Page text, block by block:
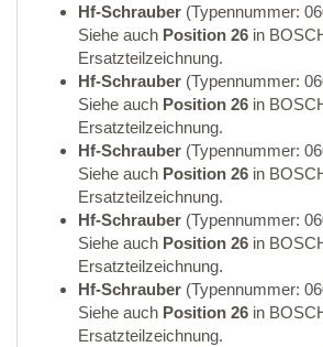
Hf-Schrauber (Typennummer:
Siehe auch Position 26 in
Ersatzteilzeichnung.
Hf-Schrauber (Typennummer:
Siehe auch Position 26 in
Ersatzteilzeichnung.
Hf-Schrauber (Typennummer:
Siehe auch Position 26 in
Ersatzteilzeichnung.
Hf-Schrauber (Typennummer:
Siehe auch Position 26 in
Ersatzteilzeichnung.
Hf-Schrauber (Typennummer:
Siehe auch Position 26 in
Ersatzteilzeichnung.